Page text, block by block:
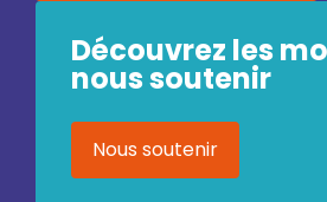
Découvrez les
nous soutenir
Nous soutenir